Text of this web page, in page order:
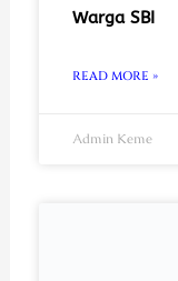
Warga SBI
READ MORE »
Admin Keme